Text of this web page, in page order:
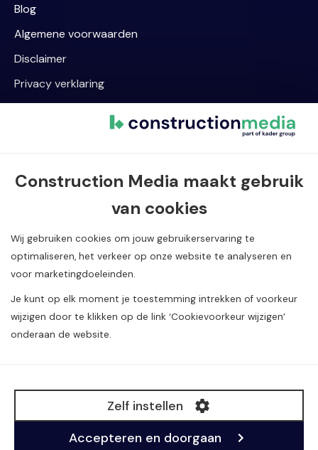
Blog
Algemene voorwaarden
Disclaimer
Privacy verklaring
Cookievoorkeur wijzigen
Contact informatie
Van Dijklaan 5, 5581 WG Waalre
040 720 08 55
info@constructionmedia.nl
BTW: NL804984980B01
KvK: 17093271
Construction Media maakt gebruik
van cookies
Wij gebruiken cookies om jouw gebruikerservaring te
optimaliseren, het verkeer op onze website te analyseren en
voor marketingdoeleinden.
Je kunt op elk moment je toestemming intrekken of voorkeur
wijzigen door te klikken op de link ‘Cookievoorkeur wijzigen’
onderaan de website.
Zelf instellen
Accepteren en doorgaan